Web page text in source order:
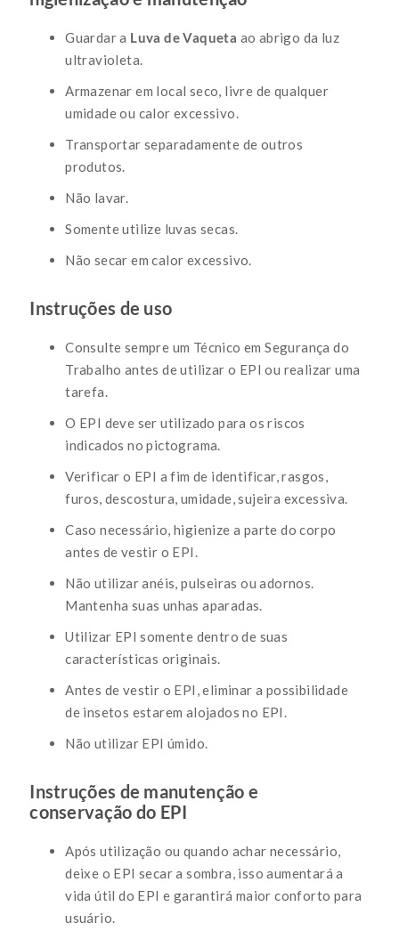
Guardar a Luva de Vaqueta ao abrigo da luz
ultravioleta.
Armazenar em local seco, livre de qualquer
umidade ou calor excessivo.
Transportar separadamente de outros
produtos.
Não lavar.
Somente utilize luvas secas.
Não secar em calor excessivo.
Instruções de uso
Consulte sempre um Técnico em Segurança do
Trabalho antes de utilizar o EPI ou realizar uma
tarefa.
O EPI deve ser utilizado para os riscos
indicados no pictograma.
Verificar o EPI a fim de identificar, rasgos,
furos, descostura, umidade, sujeira excessiva.
Caso necessário, higienize a parte do corpo
antes de vestir o EPI.
Não utilizar anéis, pulseiras ou adornos.
Mantenha suas unhas aparadas.
Utilizar EPI somente dentro de suas
características originais.
Antes de vestir o EPI, eliminar a possibilidade
de insetos estarem alojados no EPI.
Não utilizar EPI úmido.
Instruções de manutenção e
conservação do EPI
Após utilização ou quando achar necessário,
deixe o EPI secar a sombra, isso aumentará a
vida útil do EPI e garantirá maior conforto para
usuário.